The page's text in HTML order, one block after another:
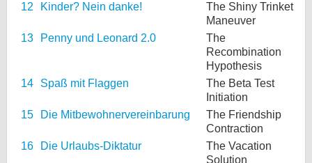
12
Kinder? Nein danke!
The Shiny Trinket
Maneuver
13
Penny und Leonard 2.0
The
Recombination
Hypothesis
14
Spaß mit Flaggen
The Beta Test
Initiation
15
Die Mitbewohnervereinbarung
The Friendship
Contraction
16
Die Urlaubs-Diktatur
The Vacation
Solution